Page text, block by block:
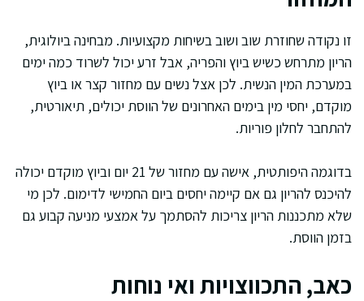
זו נקודה שחוזרת שוב ושוב בשיחות מקצועיות. מבחינה ביולוגית,
הריון מתרחש כשיש ביוץ והפריה, אבל זרע יכול לשרוד כמה ימים
במערכת המין הנשית. לכן אצל נשים עם מחזור קצר או ביוץ
מוקדם, יחסי מין בימים האחרונים של הווסת יכולים, תיאורטית,
להתחבר לחלון פוריות.
בדוגמה היפותטית, אישה עם מחזור של 21 יום וביוץ מוקדם יכולה
להיכנס להריון גם אם קיימה יחסים ביום החמישי לדימום. לכן מי
שלא מתכננות הריון צריכות להסתמך על אמצעי מניעה קבוע גם
בזמן הווסת.
כאב, התכווצויות ואי נוחות